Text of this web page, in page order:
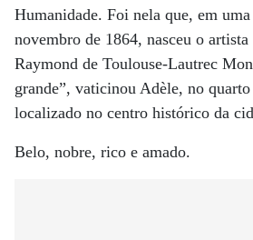
Humanidade. Foi nela que, em
novembro de 1864, nasceu o
Raymond de Toulouse-Lautrec
grande”, vaticinou Adèle, no
localizado no centro histórico da
Belo, nobre, rico e amado.